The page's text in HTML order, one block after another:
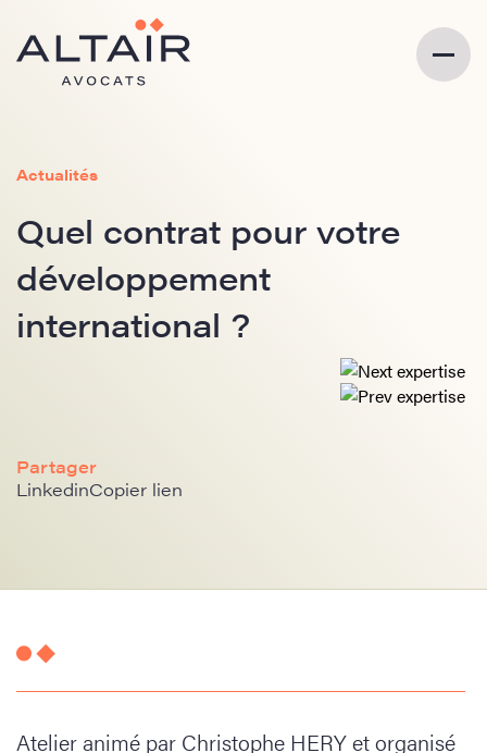
Actualités
Quel contrat pour votre
développement
international ?
Partager
LinkedinCopier lien
Atelier animé par Christophe HERY et organisé